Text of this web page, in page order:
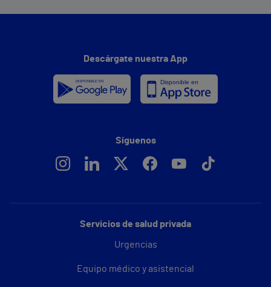
Servicios de salud privada
Urgencias
Equipo médico y asistencial
Descárgate nuestra App
Síguenos